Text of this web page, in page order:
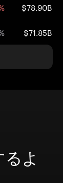
$78.90B
$71.85B
よ